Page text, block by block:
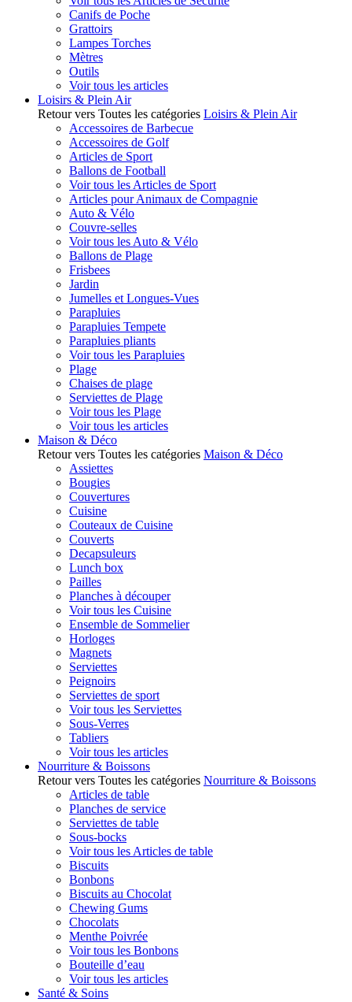
Canifs de Poche
Grattoirs
Lampes Torches
Mètres
Outils
Voir tous les articles
Loisirs & Plein Air
Retour vers Toutes les catégories Loisirs & Plein Air
Accessoires de Barbecue
Accessoires de Golf
Articles de Sport
Ballons de Football
Voir tous les Articles de Sport
Articles pour Animaux de Compagnie
Auto & Vélo
Couvre-selles
Voir tous les Auto & Vélo
Ballons de Plage
Frisbees
Jardin
Jumelles et Longues-Vues
Parapluies
Parapluies Tempete
Parapluies pliants
Voir tous les Parapluies
Plage
Chaises de plage
Serviettes de Plage
Voir tous les Plage
Voir tous les articles
Maison & Déco
Retour vers Toutes les catégories Maison & Déco
Assiettes
Bougies
Couvertures
Cuisine
Couteaux de Cuisine
Couverts
Decapsuleurs
Lunch box
Pailles
Planches à découper
Voir tous les Cuisine
Ensemble de Sommelier
Horloges
Magnets
Serviettes
Peignoirs
Serviettes de sport
Voir tous les Serviettes
Sous-Verres
Tabliers
Voir tous les articles
Nourriture & Boissons
Retour vers Toutes les catégories Nourriture & Boissons
Articles de table
Planches de service
Serviettes de table
Sous-bocks
Voir tous les Articles de table
Biscuits
Bonbons
Biscuits au Chocolat
Chewing Gums
Chocolats
Menthe Poivrée
Voir tous les Bonbons
Bouteille d’eau
Voir tous les articles
Santé & Soins